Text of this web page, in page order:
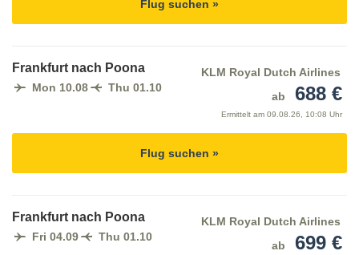
Flug suchen »
Frankfurt nach Poona
Mon 10.08 Thu 01.10
KLM Royal Dutch Airlines
ab
688 €
Ermittelt am 09.08.26, 10:08 Uhr
Flug suchen »
Frankfurt nach Poona
Fri 04.09 Thu 01.10
KLM Royal Dutch Airlines
ab
699 €